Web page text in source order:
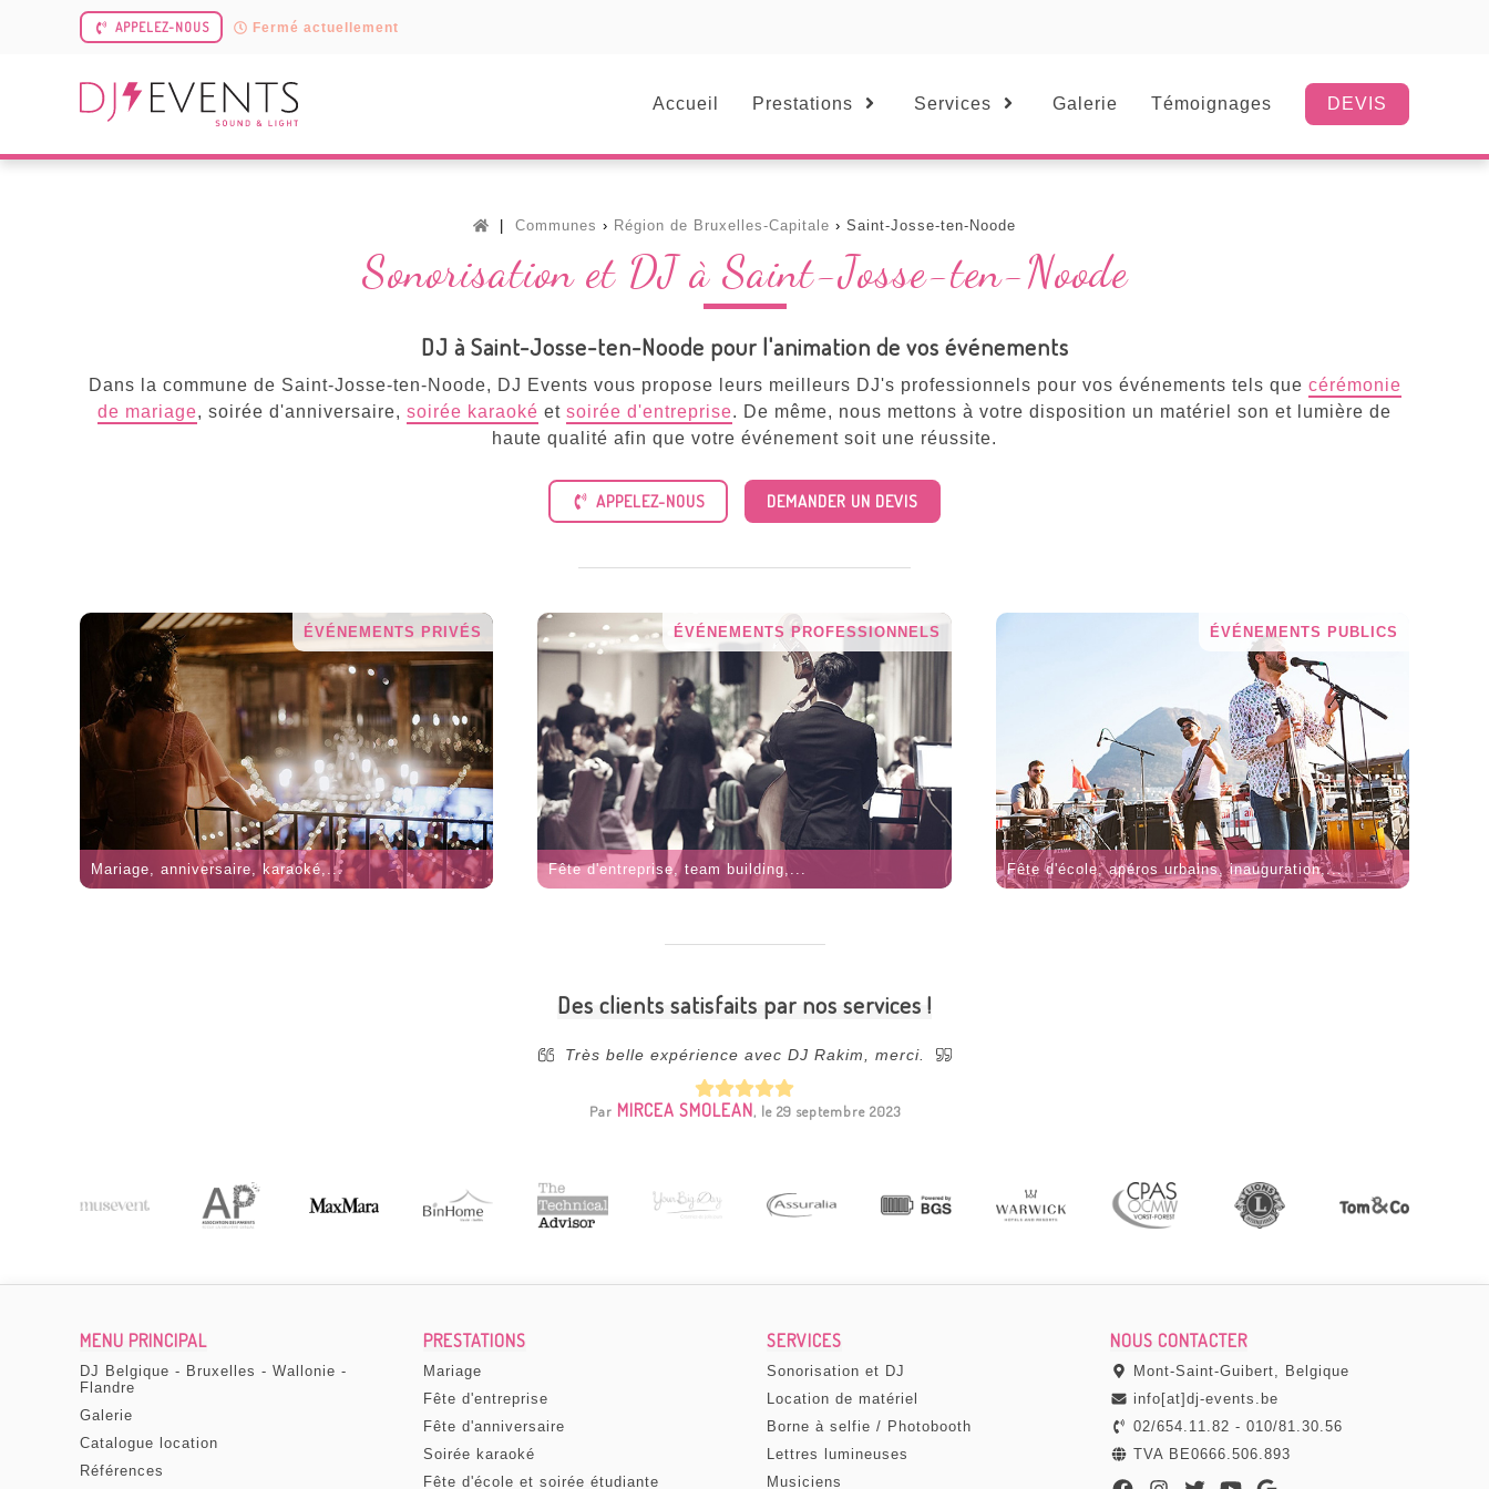
APPELEZ-NOUS Fermé actuellement
Accueil Prestations Services Galerie Témoignages DEVIS
Communes Région de Bruxelles-Capitale Saint-Josse-ten-Noode
Sonorisation et DJ à Saint-Josse-ten-Noode
DJ à Saint-Josse-ten-Noode pour l'animation de vos événements
Dans la commune de Saint-Josse-ten-Noode, DJ Events vous propose leurs meilleurs DJ's professionnels pour vos événements tels que cérémonie
de mariage, soirée d'anniversaire, soirée karaoké et soirée d'entreprise. De même, nous mettons à votre disposition un matériel son et lumière de
haute qualité afin que votre événement soit une réussite.
APPELEZ-NOUS DEMANDER UN DEVIS
Mariage, anniversaire, karaoké,...
ÉVÉNEMENTS PRIVÉS
Fête d'entreprise, team building,...
ÉVÉNEMENTS PROFESSIONNELS
Fête d'école, apéros urbains, inauguration,...
ÉVÉNEMENTS PUBLICS
Des clients satisfaits par nos services !
Très belle expérience avec DJ Rakim, merci.
Par MIRCEA SMOLEAN, le 29 septembre 2023
MENU PRINCIPAL
DJ Belgique - Bruxelles - Wallonie -
Flandre
Galerie
Catalogue location
Références
PRESTATIONS
Mariage
Fête d'entreprise
Fête d'anniversaire
Soirée karaoké
Fête d'école et soirée étudiante
SERVICES
Sonorisation et DJ
Location de matériel
Borne à selfie / Photobooth
Lettres lumineuses
Musiciens
NOUS CONTACTER
Mont-Saint-Guibert, Belgique
info[at]dj-events.be
02/654.11.82 -010/81.30.56
TVA BE0666.506.893